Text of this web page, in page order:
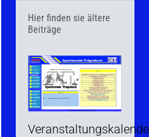
Hier finden sie ältere
Beiträge